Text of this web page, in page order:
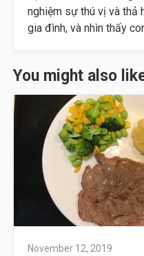
nghiệm sự thú vị và thả
gia đình, và nhìn thấy
You might also
November 12, 2019